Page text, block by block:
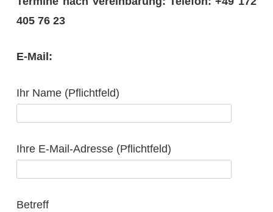
405 76 23
E-Mail:
Ihr Name (Pflichtfeld)
Ihre E-Mail-Adresse (Pflichtfeld)
Betreff